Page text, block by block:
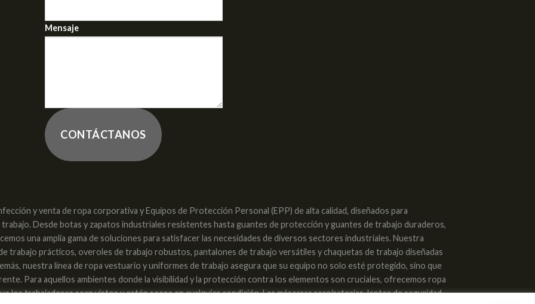
Mensaje
CONTÁCTANOS
y venta de ropa corporativa y Equipos de Protección Personal (EPP) de alta calidad, diseñados para
Desde botas y zapatos industriales resistentes hasta guantes de protección y guantes de trabajo duraderos,
una amplia gama de soluciones para satisfacer las necesidades de diversos sectores industriales. Nuestra
trabajo prácticos, overoles de trabajo robustos, pantalones de trabajo versátiles y chaquetas de trabajo diseñadas
nuestra línea de ropa vestuario y uniformes de trabajo asegura que su equipo no solo esté protegido, sino que
Para aquellos ambientes donde la visibilidad y la protección contra los elementos son cruciales, ofrecemos ropa
los trabajadores sean vistos y estén secos en cualquier condición. Las máscaras respiratorias, lentes de seguridad